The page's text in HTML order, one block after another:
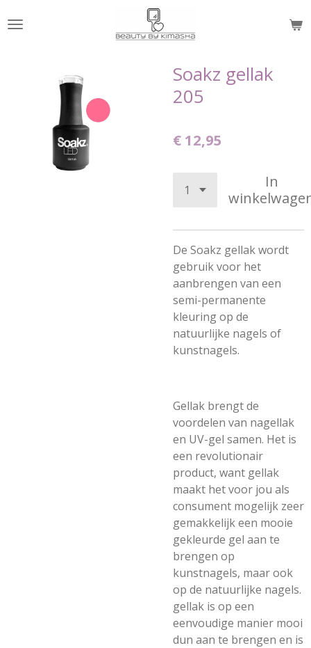
direct
hoofdinhoud
Soakz gellak
205
€ 12,95
In
De Soakz gellak wordt
gebruik voor het
aanbrengen van een
semi-permanente
kleuring op de
natuurlijke nagels of
kunstnagels.
Gellak brengt de
voordelen van nagellak
en UV-gel samen. Het is
een revolutionair
product, want gellak
maakt het voor jou als
consument mogelijk zeer
gemakkelijk een mooie
gekleurde gel aan te
brengen op
kunstnagels, maar ook
op de natuurlijke nagels.
gellak is op een
eenvoudige manier mooi
dun aan te brengen en is